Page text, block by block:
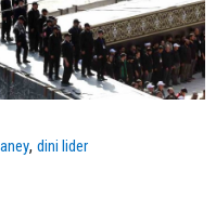
,dini lider